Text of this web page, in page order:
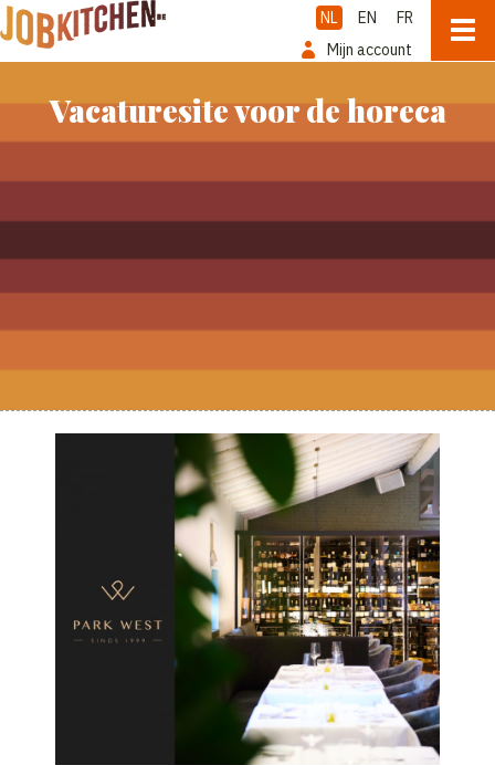
NL EN
FR
Mijn account
Vacaturesite voor de horeca